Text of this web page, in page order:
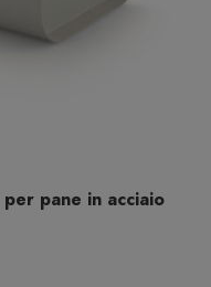
pane in acciaio